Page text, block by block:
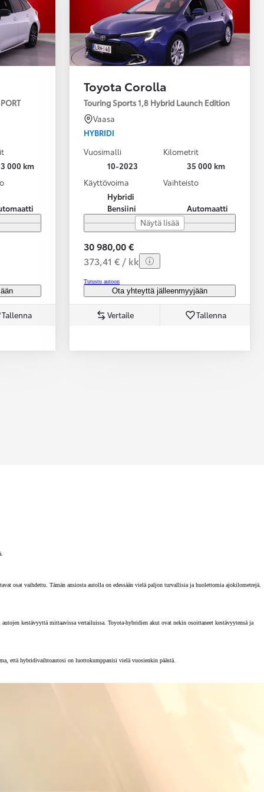
000 km
Tallenna
Toyota Corolla
Touring Sports 1,8 Hybrid Launch Edition
Vaasa
HYBRIDI
Vuosimalli
10-2023
Kilometrit
35 000 km
Käyttövoima
Hybridi
Bensiini
Vaihteisto
Automaatti
Näytä lisää
30 980,00 €
373,41 € / kk
Tutustu autoon
Ota yhteyttä jälleenmyyjään
Vertaile Tallenna
osat vaihdettu. Tämän ansiosta autolla on edessään vielä paljon turvallisia ja huolettomia ajokilometrejä.
kestävyyttä mittaavissa vertailuissa. Toyota-hybridien akut ovat nekin osoittaneet kestävyytensä ja
että hybridivaihtoautosi on luottokumppanisi vielä vuosienkin päästä.